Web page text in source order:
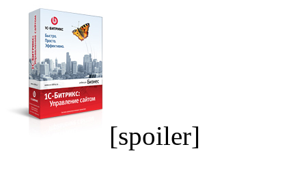
[spoiler]